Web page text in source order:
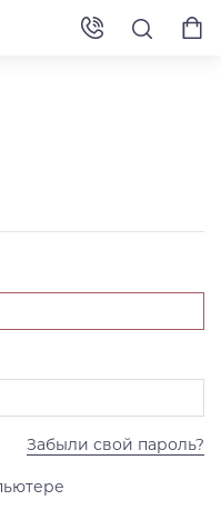
Забыли свой пароль?